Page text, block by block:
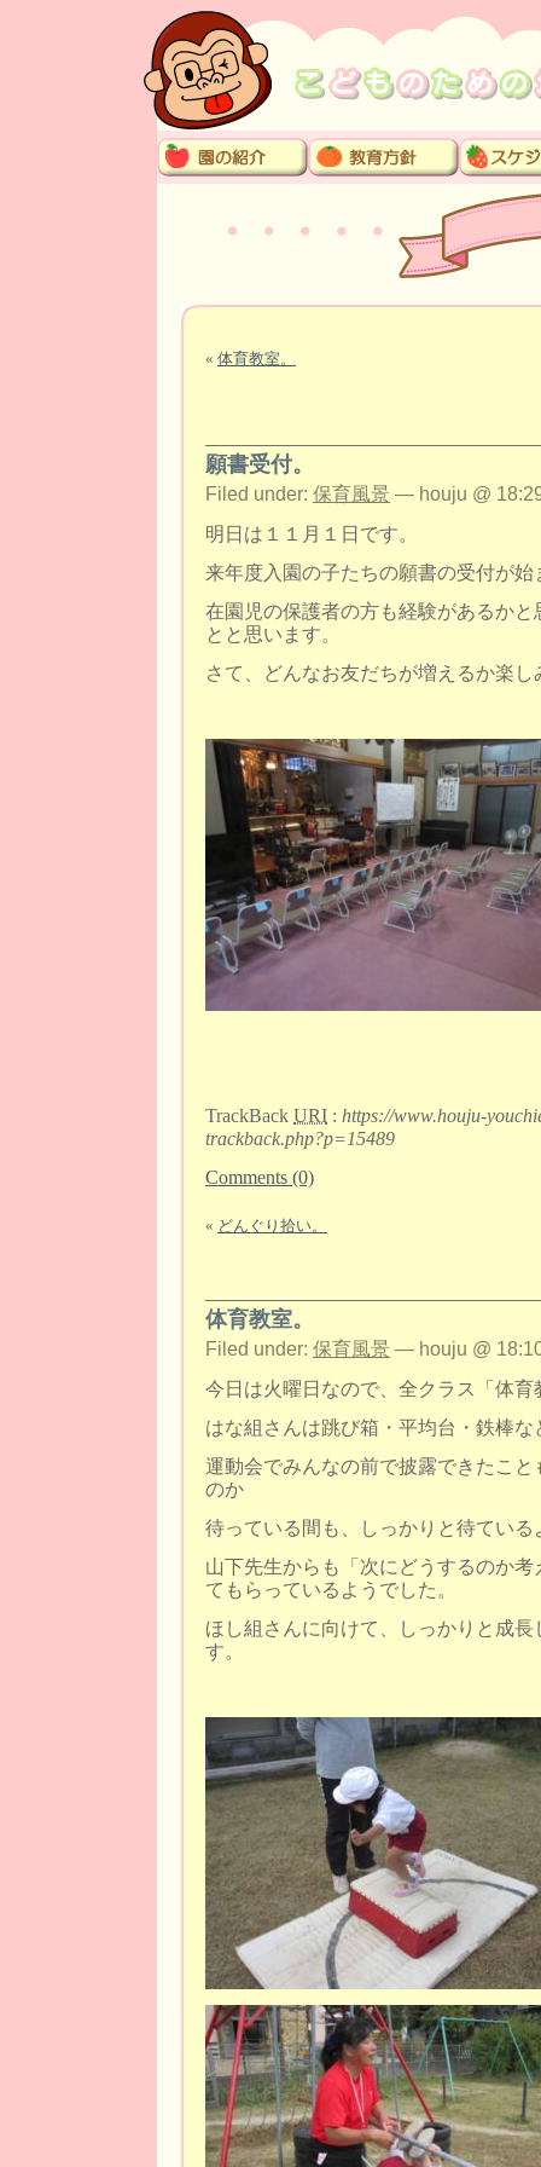
« 体育教室。
願書受付。
Filed under: 保育風景 — houju @
明日は１１月１日です。
来年度入園の子たちの願書の受付が始
在園児の保護者の方も経験があるか
とと思います。
さて、どんなお友だちが増えるか楽し
TrackBack URI : https://www.houju-
trackback.php?p=15489
Comments (0)
« どんぐり拾い。
体育教室。
Filed under: 保育風景 — houju @
今日は火曜日なので、全クラス「体育
はな組さんは跳び箱・平均台・鉄棒
運動会でみんなの前で披露できたこ
のか
待っている間も、しっかりと待ている
山下先生からも「次にどうするのか
てもらっているようでした。
ほし組さんに向けて、しっかりと成
す。